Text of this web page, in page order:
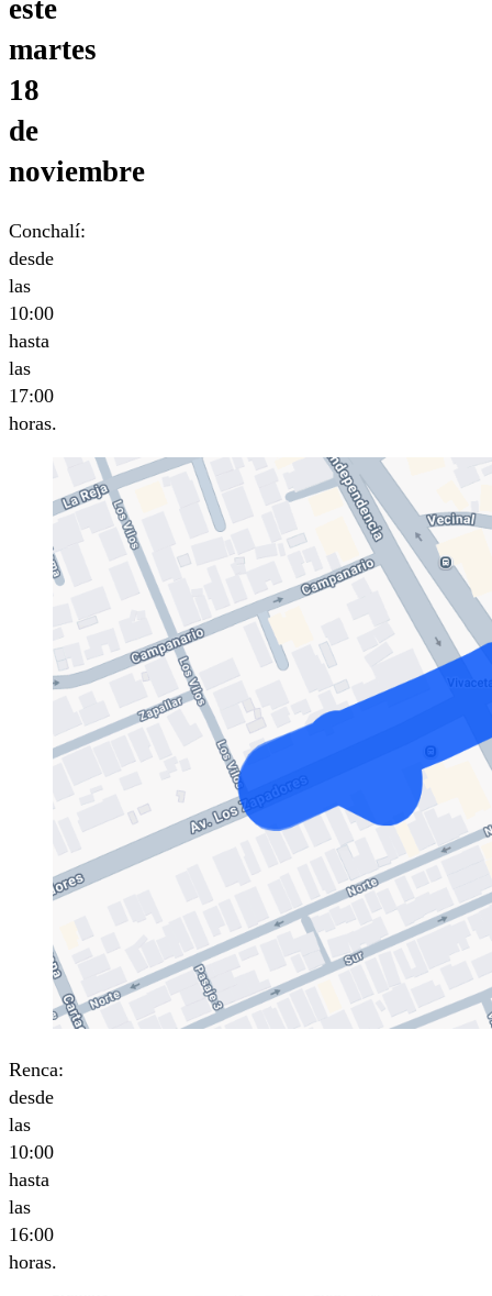
este
martes
18
de
noviembre
Conchalí:
desde
las
10:00
hasta
las
17:00
horas.
Renca:
desde
las
10:00
hasta
las
16:00
horas.